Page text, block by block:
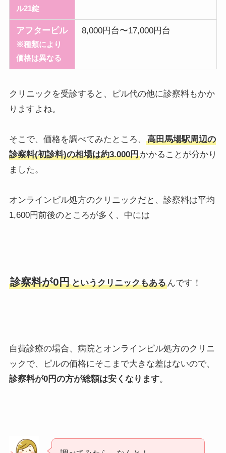
ル21錠
アフターピル
※種類により
価格は異なる
8,000円台〜17,000円台
クリニックを受診すると、ピル代の他に診察料もかか
りますよね。
そこで、価格を調べてみたところ、
高田馬場駅周辺の
診察料(初診料)の相場は約3.000円かかることが分かり
ました。
オンラインピル処方のクリニックだと、診察料は平均
1,600円前後のところが多く、中には
診察料が0円 というクリニックもあるんです！
自費診療の場合、病院とオンラインピル処方のクリニ
ックで、ピルの価格にそこまで大きな差はないので、
診察料が0円の方が総額は安くなります。